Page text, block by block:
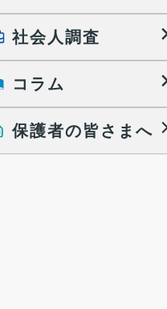
働きたい組織の特徴
大学生の地域間移動レポート
就職活動に関するレポート
社会人調査
就職活動と入社後の就業
コラム
インタビュー記事
保護者の皆さまへ